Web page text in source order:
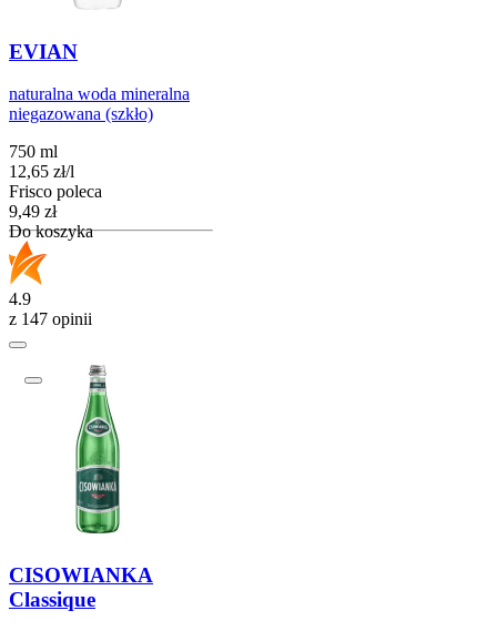
EVIAN
naturalna woda mineralna
niegazowana (szkło)
750 ml
12,65 zł/l
Frisco poleca
Cena
9,49 zł
Do koszyka
4.9
z 147 opinii
CISOWIANKA
Classique